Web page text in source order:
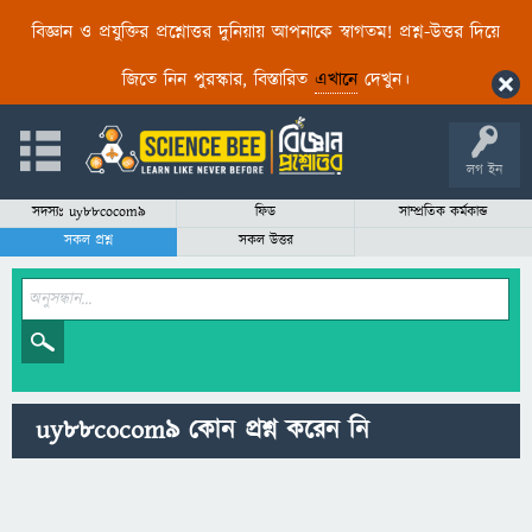
বিজ্ঞান ও প্রযুক্তির প্রশ্নোত্তর দুনিয়ায় আপনাকে স্বাগতম! প্রশ্ন-উত্তর দিয়ে
জিতে নিন পুরস্কার, বিস্তারিত এখানেদেখুন।
লগ ইন
সদস্যঃ uy88cocom9 ফিড
সাম্প্রতিক কর্মকান্ড
সকল প্রশ্ন
সকল উত্তর
uy88cocom9 কোন প্রশ্ন করেন নি